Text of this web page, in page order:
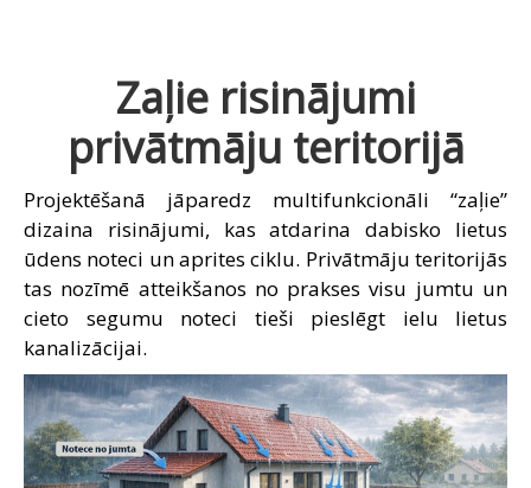
Zaļie risinājumi
privātmāju teritorijā
Projektēšanā jāparedz multifunkcionāli “zaļie”
dizaina risinājumi, kas atdarina dabisko lietus
ūdens noteci un aprites ciklu. Privātmāju teritorijās
tas nozīmē atteikšanos no prakses visu jumtu un
cieto segumu noteci tieši pieslēgt ielu lietus
kanalizācijai.